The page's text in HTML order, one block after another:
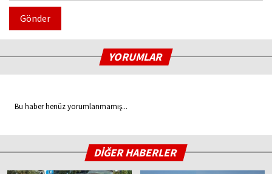
Gönder
YORUMLAR
Bu haber henüz yorumlanmamış...
DİĞER HABERLER